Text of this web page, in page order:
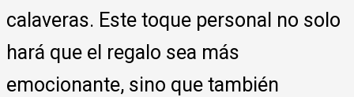
calaveras. Este toque personal no solo
hará que el regalo sea más
emocionante, sino que también